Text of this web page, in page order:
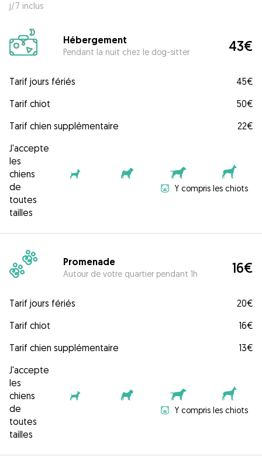
j/7 inclus
Hébergement
Pendant la nuit chez le dog-sitter 43€
Tarif jours fériés
45€
Tarif chiot
50€
Tarif chien supplémentaire
22€
J'accepte
les
chiens
de
toutes
tailles
Y compris les chiots
Promenade
Autour de votre quartier pendant 1h 16€
Tarif jours fériés
20€
Tarif chiot
16€
Tarif chien supplémentaire
13€
J'accepte
les
chiens
de
toutes
tailles
Y compris les chiots